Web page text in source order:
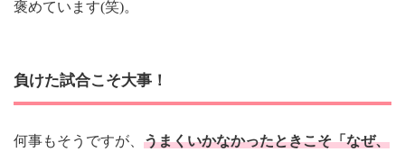
褒めています(笑)。
負けた試合こそ大事！
何事もそうですが、 うまくいかなかったときこそ「なぜ、